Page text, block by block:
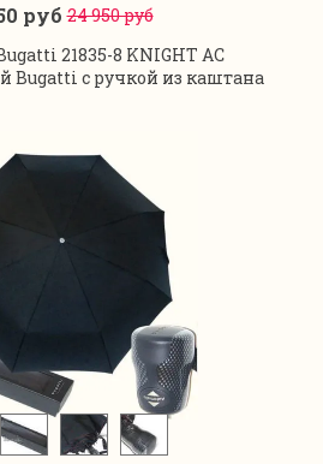
руб24 950 руб
21835-8 KNIGHT AC
с ручкой из каштана